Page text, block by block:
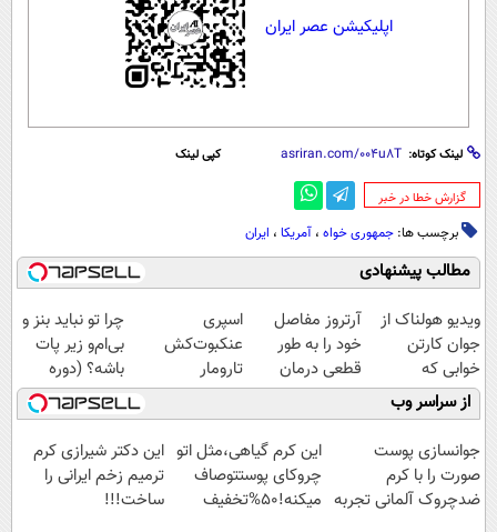
اپلیکیشن عصر ایران
لینک کوتاه: کپی لینک
‌گزارش خطا در خبر
برچسب ها: جمهوری خواه ، آمریکا ، ایران
مطالب پیشنهادی
ویدیو هولناک از
جوان کارتن
خوابی که
میلیاردر شد.
آموزش رایگان
آرتروز مفاصل
خود را به طور
قطعی درمان
کنید!
◗پرسش‌نامه◖
اسپری
عنکبوت‌‌کش
تارومار
ازبین‌برنده انواع
عنکبوت
چرا تو نباید بنز و
بی‌ام‌و زیر پات
باشه؟ (دوره
رایگان درآمد
میلیاردی)
از سراسر وب
جوانسازی پوست
صورت را با کرم
ضدچروک آلمانی تجربه
این کرم گیاهی،مثل اتو
چروکای پوستتوصاف
میکنه!50%تخفیف
این دکتر شیرازی کرم
ترمیم زخم ایرانی را
ساخت!!!